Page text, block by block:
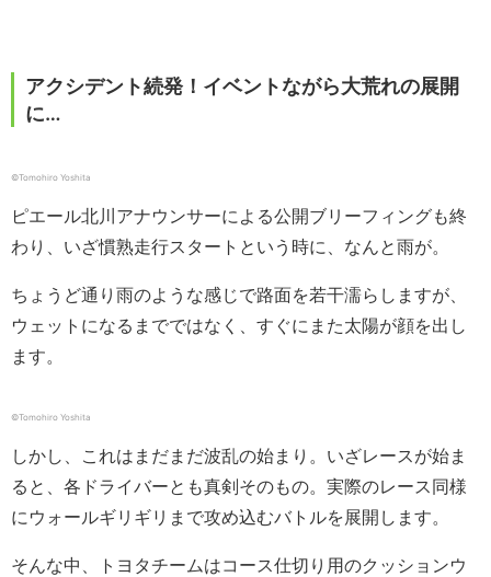
アクシデント続発！イベントながら大荒れの展開
に…
©︎Tomohiro Yoshita
ピエール北川アナウンサーによる公開ブリーフィングも終
わり、いざ慣熟走行スタートという時に、なんと雨が。
ちょうど通り雨のような感じで路面を若干濡らしますが、
ウェットになるまでではなく、すぐにまた太陽が顔を出し
ます。
©︎Tomohiro Yoshita
しかし、これはまだまだ波乱の始まり。いざレースが始ま
ると、各ドライバーとも真剣そのもの。実際のレース同様
にウォールギリギリまで攻め込むバトルを展開します。
そんな中、トヨタチームはコース仕切り用のクッションウ